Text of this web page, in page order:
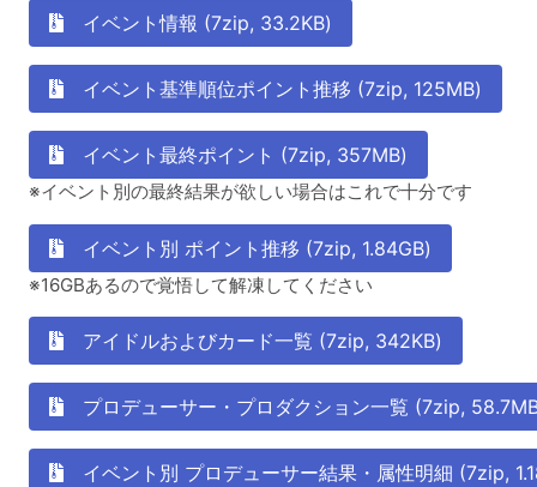
イベント情報 (7zip, 33.2KB)
イベント基準順位ポイント推移 (7zip, 125MB)
イベント最終ポイント (7zip, 357MB)
※イベント別の最終結果が欲しい場合はこれで十分です
イベント別 ポイント推移 (7zip, 1.84GB)
※16GBあるので覚悟して解凍してください
アイドルおよびカード一覧 (7zip, 342KB)
プロデューサー・プロダクション一覧 (7zip,
イベント別 プロデューサー結果・属性明細 (7zip,